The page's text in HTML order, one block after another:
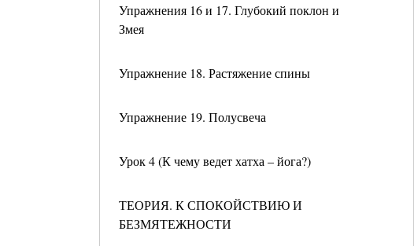
Упражнения 16 и 17. Глубокий поклон и
Змея
Упражнение 18. Растяжение спины
Упражнение 19. Полусвеча
Урок 4 (К чему ведет хатха – йога?)
ТЕОРИЯ. К СПОКОЙСТВИЮ И
БЕЗМЯТЕЖНОСТИ